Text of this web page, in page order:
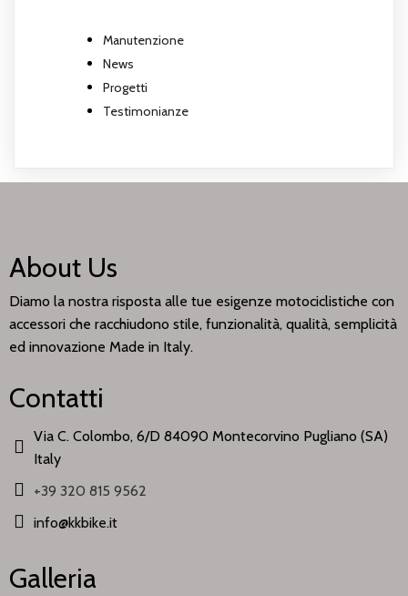
Manutenzione
News
Progetti
Testimonianze
About Us
Diamo la nostra risposta alle tue esigenze motociclistiche con
accessori che racchiudono stile, funzionalità, qualità, semplicità
ed innovazione Made in Italy.
Contatti
Via C. Colombo, 6/D 84090 Montecorvino Pugliano (SA)
Italy
+39 320 815 9562
info@kkbike.it
Galleria